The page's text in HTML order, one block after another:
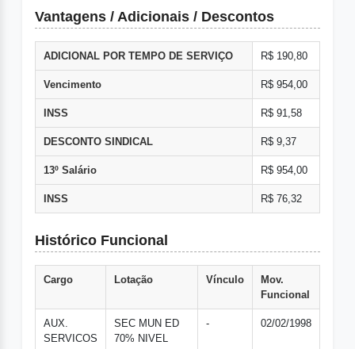
Vantagens / Adicionais / Descontos
ADICIONAL POR TEMPO DE SERVIÇO R$ 190,80
Vencimento R$ 954,00
INSS R$ 91,58
DESCONTO SINDICAL R$ 9,37
13º Salário R$ 954,00
INSS R$ 76,32
Histórico Funcional
Cargo Lotação Vínculo
Mov.
Funcional
AUX.
SERVICOS
SEC MUN ED
70% NIVEL
- 02/02/1998